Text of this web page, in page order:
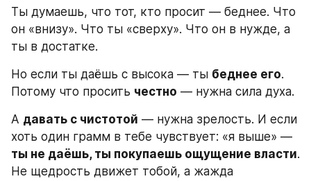
Ты думаешь, что тот, кто просит — беднее. Что
он «внизу». Что ты «сверху». Что он в нужде, а
ты в достатке.
Но если ты даёшь с высока — ты беднее его.
Потому что просить честно — нужна сила духа.
А давать с чистотой — нужна зрелость. И если
ты не даёшь, ты покупаешь ощущение власти.
Не щедрость движет тобой, а жажда